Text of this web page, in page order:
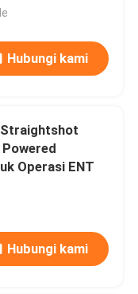
Hubungi kami
Operasi ENT
Hubungi kami